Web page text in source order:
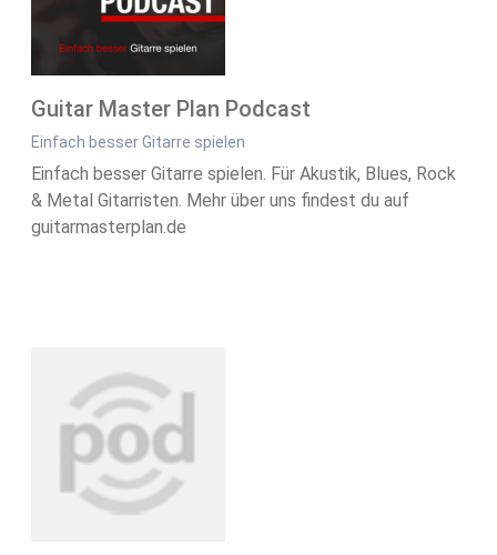
Guitar Master Plan Podcast
Einfach besser Gitarre spielen
Einfach besser Gitarre spielen. Für Akustik, Blues, Rock
& Metal Gitarristen. Mehr über uns findest du auf
guitarmasterplan.de